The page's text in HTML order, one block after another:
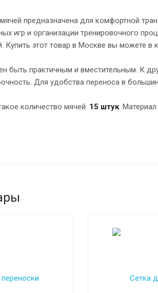
предназначена для комфортной
игр и организации тренировочного
Купить этот товар в Москве вы можете в
быть практичным и вместительным. К
Для удобства переноса в
количество мячей: 15 штук.